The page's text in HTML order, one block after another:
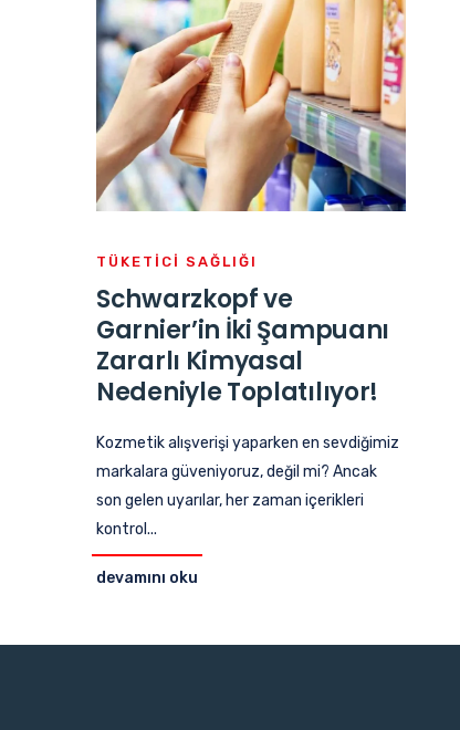
TÜKETICI SAĞLIĞI
Schwarzkopf ve
Garnier’in İki Şampuanı
Zararlı Kimyasal
Nedeniyle Toplatılıyor!
Kozmetik alışverişi yaparken en sevdiğimiz
markalara güveniyoruz, değil mi? Ancak
son gelen uyarılar, her zaman içerikleri
kontrol...
devamını oku